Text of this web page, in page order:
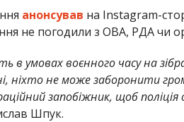
анонсував на Instagram-
не погодили з ОВА, РДА чи
в умовах воєнного часу на
ніхто не може заборонити
запобіжник, щоб
Шпук.